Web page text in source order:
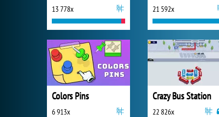
13 778x 21 592x
Colors Pins
6 913x
Crazy Bus Station
22 826x